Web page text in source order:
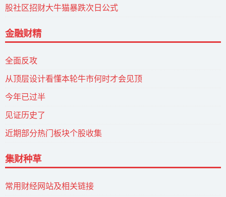
股社区招财大牛猫暴跌次日公式
金融财精
全面反攻
从顶层设计看懂本轮牛市何时才会见顶
今年已过半
见证历史了
近期部分热门板块个股收集
集财种草
常用财经网站及相关链接